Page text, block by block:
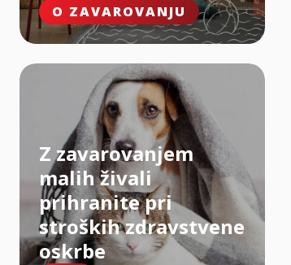
O ZAVAROVANJU
Z zavarovanjem
malih živali
prihranite pri
stroških zdravstvene
oskrbe